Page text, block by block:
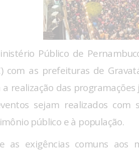
Público de
com as prefeituras de
a realização das
sejam realizados
público e à população.
as exigências comuns